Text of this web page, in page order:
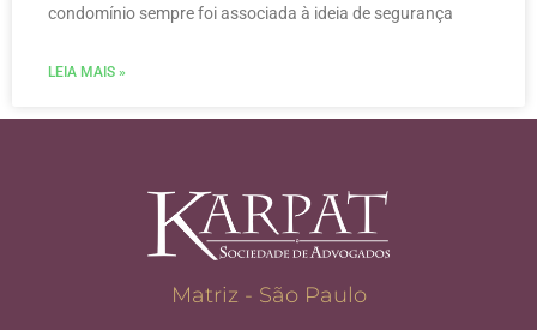
condomínio sempre foi associada à ideia de segurança
LEIA MAIS »
Matriz - São Paulo